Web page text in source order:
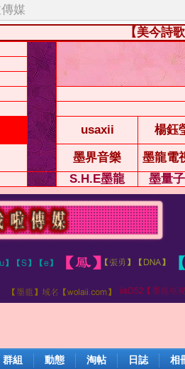
媒
【美今詩
usaxii 楊鈺
墨界音樂 墨龍電
S.H.E墨龍 墨量
群組 動態 淘帖 日誌 相